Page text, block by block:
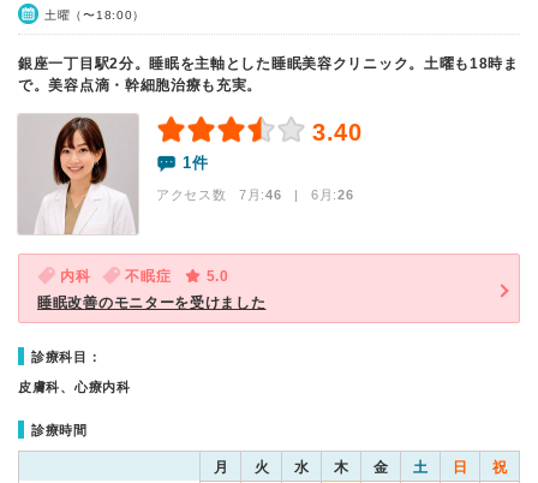
土曜（〜18:00）
銀座一丁目駅2分。睡眠を主軸とした睡眠美容クリニック。土曜も18時ま
で。美容点滴・幹細胞治療も充実。
3.40
1件
アクセス数 7月:46 | 6月:26
内科 不眠症
5.0
睡眠改善のモニターを受けました
診療科目：
皮膚科、心療内科
診療時間
月 火 水 木 金 土 日 祝